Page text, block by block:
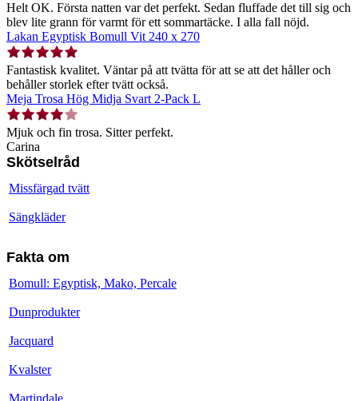
Helt OK. Första natten var det perfekt. Sedan fluffade det till sig och
blev lite grann för varmt för ett sommartäcke. I alla fall nöjd.
Lakan Egyptisk Bomull Vit 240 x 270
Fantastisk kvalitet. Väntar på att tvätta för att se att det håller och
behåller storlek efter tvätt också.
Meja Trosa Hög Midja Svart 2-Pack L
Mjuk och fin trosa. Sitter perfekt.
Carina
Skötselråd
Missfärgad tvätt
Sängkläder
Fakta om
Bomull: Egyptisk, Mako, Percale
Dunprodukter
Jacquard
Kvalster